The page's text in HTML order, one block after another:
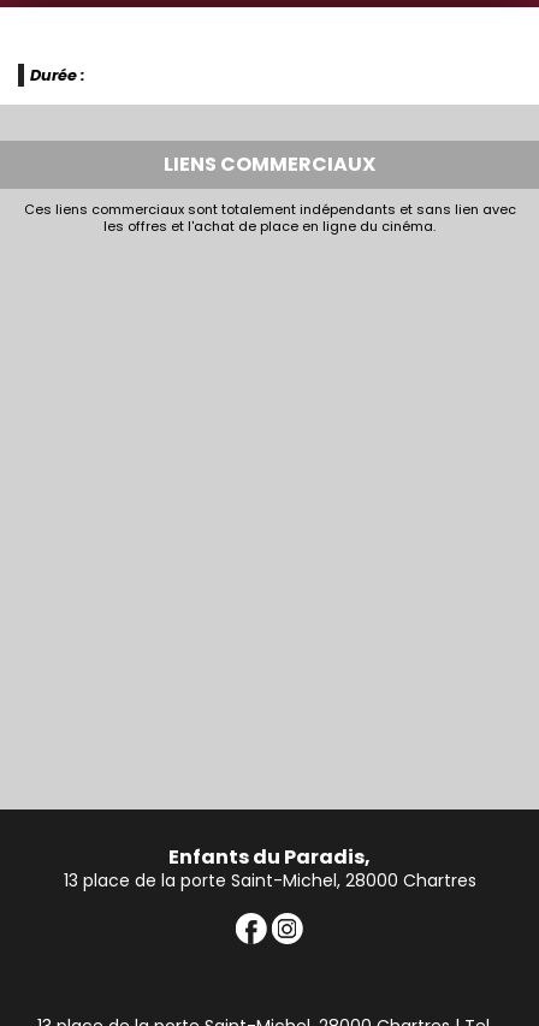
Durée :
LIENS COMMERCIAUX
Ces liens commerciaux sont totalement indépendants et sans lien avec
les offres et l'achat de place en ligne du cinéma.
Enfants du Paradis,
13 place de la porte Saint-Michel, 28000 Chartres